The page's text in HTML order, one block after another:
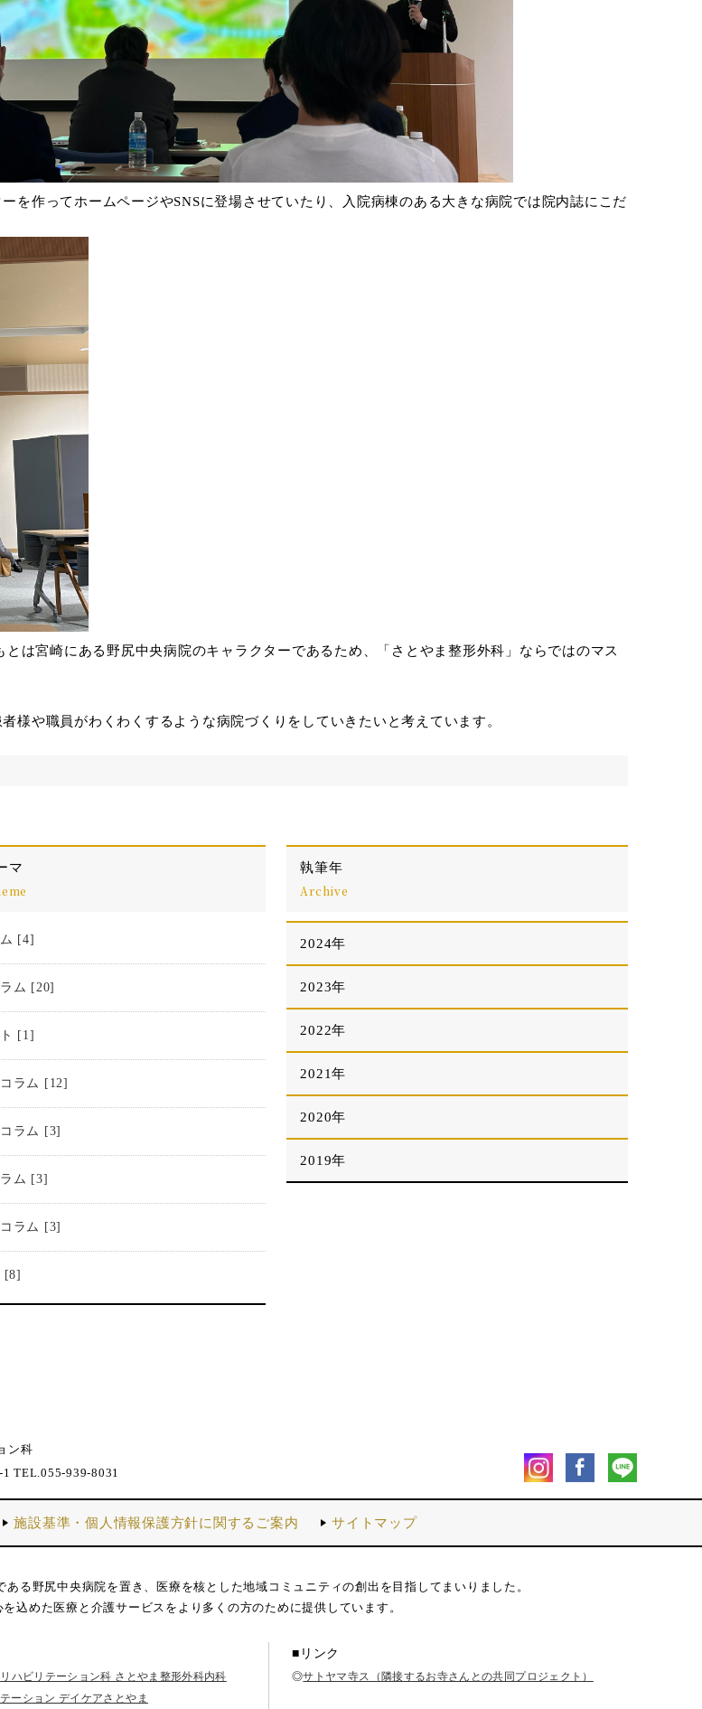
マ
[4]
ム [20]
[1]
ラム [12]
ラム [3]
ム [3]
ラム [3]
[8]
執筆年
Archive
2024年
2023年
2022年
2021年
2020年
2019年
を作ってホームページやSNSに登場させていたり、入院病棟のある大きな病院では院内誌にこだ
は宮崎にある野尻中央病院のキャラクターであるため、「さとやま整形外科」ならではのマス
様や職員がわくわくするような病院づくりをしていきたいと考えています。
ン科
TEL.055-939-8031
施設基準・個人情報保護方針に関するご案内 サイトマップ
る野尻中央病院を置き、医療を核とした地域コミュニティの創出を目指してまいりました。
込めた医療と介護サービスをより多くの方のために提供しています。
ハビリテーション科 さとやま整形外科内科
ーション デイケアさとやま
■リンク
◎サトヤマ寺ス（隣接するお寺さんとの共同プロジェクト）